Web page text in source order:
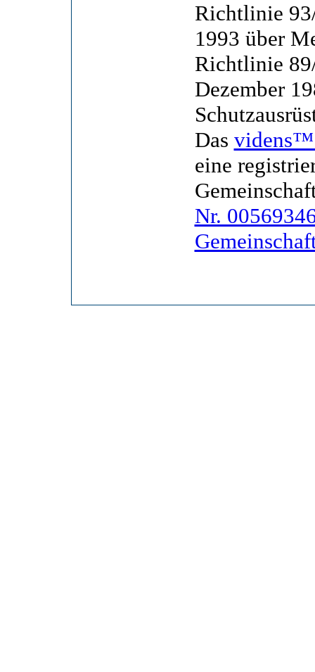
Richtlinie
1993 über
Richtlinie
Dezember
Das
eine
Nr.